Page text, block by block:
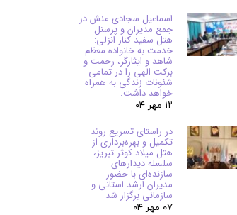
اسماعیل سجادی منش در
جمع مدیران و پرسنل
هتل سفید کنار انزلی:
خدمت به خانواده معظم
شاهد و ایثارگر، رحمت و
برکت الهی را در تمامی
شئونات زندگی به همراه
خواهد داشت.
۱۲ مهر ۰۴
در راستای تسریع روند
تکمیل و بهره‌برداری از
هتل میلاد کوثر تبریز،
سلسله دیدارهای
سازنده‌ای با حضور
مدیران ارشد استانی و
سازمانی برگزار شد
۰۷ مهر ۰۴